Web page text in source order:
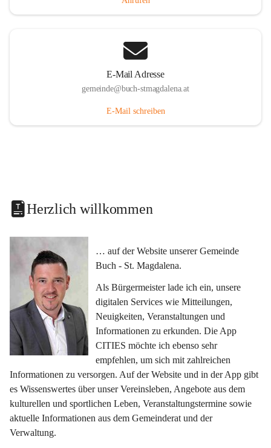
E-Mail Adresse
gemeinde@buch-stmagdalena.at
E-Mail schreiben
Herzlich willkommen
… auf der Website unserer Gemeinde
Buch - St. Magdalena.
Als Bürgermeister lade ich ein, unsere
digitalen Services wie Mitteilungen,
Neuigkeiten, Veranstaltungen und
Informationen zu erkunden. Die App
CITIES möchte ich ebenso sehr
empfehlen, um sich mit zahlreichen
Informationen zu versorgen. Auf der Website und in der App gibt
es Wissenswertes über unser Vereinsleben, Angebote aus dem
kulturellen und sportlichen Leben, Veranstaltungstermine sowie
aktuelle Informationen aus dem Gemeinderat und der
Verwaltung.